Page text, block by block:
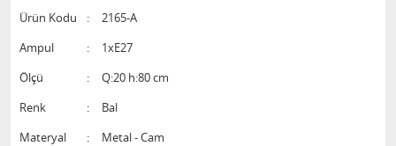
Ürün Kodu :
2165-A
Ampul
:
1xE27
Ölçü
:
Q:20 h:80 cm
Renk
:
Bal
Materyal
:
Metal - Cam